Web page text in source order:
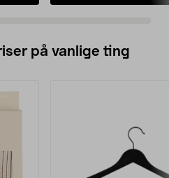
på vanlige ting